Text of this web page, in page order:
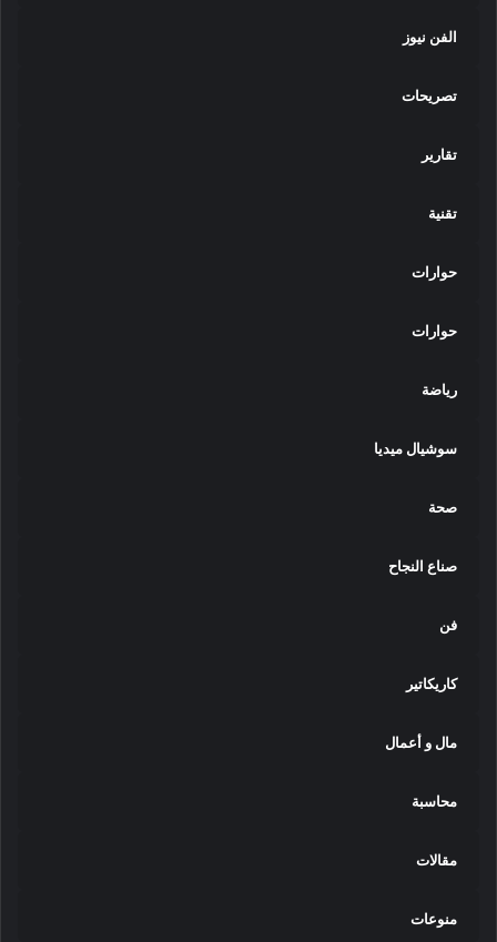
الفن نيوز
تصريحات
تقارير
تقنية
حوارات
حوارات
رياضة
سوشيال ميديا
صحة
صناع النجاح
فن
كاريكاتير
مال و أعمال
محاسبة
مقالات
منوعات